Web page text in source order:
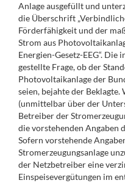
Anlage ausgefüllt und
die Überschrift
Förderfähigkeit und der
Strom aus
Energien-Gesetz-EEG“.
gestellte Frage, ob der
Photovoltaikanlage der
seien, bejahte der
(unmittelbar über der
Betreiber der
die vorstehenden Angaben
Sofern vorstehende
Stromerzeugungsanlage
der Netzbetreiber eine
Einspeisevergütungen im